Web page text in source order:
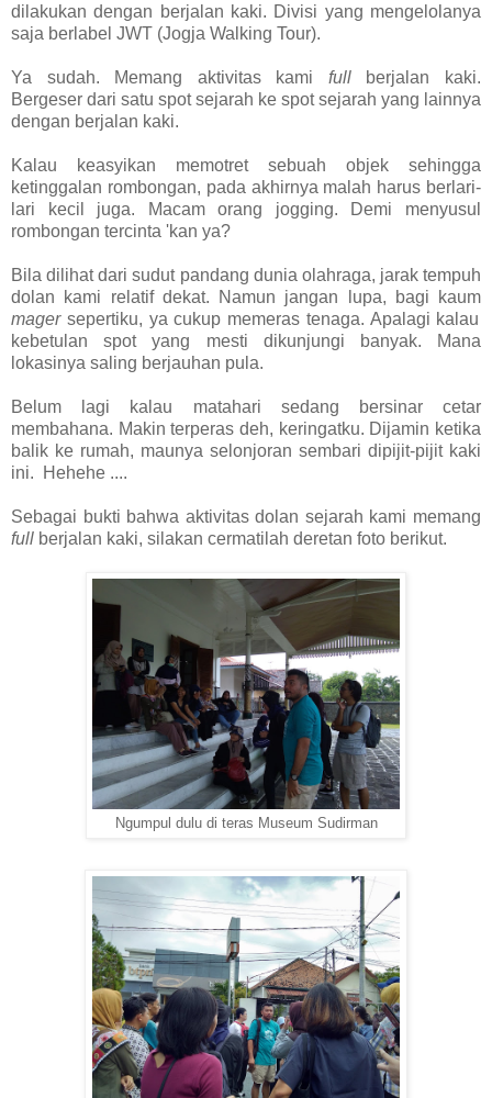
dilakukan dengan berjalan kaki. Divisi yang mengelolanya
saja berlabel JWT (Jogja Walking Tour).
Ya sudah. Memang aktivitas kami full berjalan kaki.
Bergeser dari satu spot sejarah ke spot sejarah yang lainnya
dengan berjalan kaki.
Kalau keasyikan memotret sebuah objek sehingga
ketinggalan rombongan, pada akhirnya malah harus berlari-
lari kecil juga. Macam orang jogging. Demi menyusul
rombongan tercinta 'kan ya?
Bila dilihat dari sudut pandang dunia olahraga, jarak tempuh
dolan kami relatif dekat. Namun jangan lupa, bagi kaum
magersepertiku, ya cukup memeras tenaga. Apalagi kalau
kebetulan spot yang mesti dikunjungi banyak. Mana
lokasinya saling berjauhan pula.
Belum lagi kalau matahari sedang bersinar cetar
membahana. Makin terperas deh, keringatku. Dijamin ketika
balik ke rumah, maunya selonjoran sembari dipijit-pijit kaki
ini. Hehehe ....
Sebagai bukti bahwa aktivitas dolan sejarah kami memang
full berjalan kaki, silakan cermatilah deretan foto berikut.
Ngumpul dulu di teras Museum Sudirman